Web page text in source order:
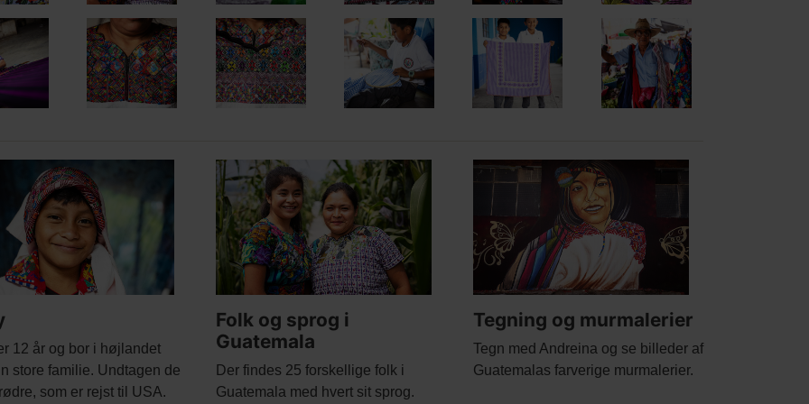
12 år og bor i højlandet
store familie. Undtagen de
som er rejst til USA.
Main
picture
Folk og sprog i
Guatemala
Body
Der findes 25 forskellige folk i
Guatemala med hvert sit sprog.
Main
Tegning og murmalerier
Body
Tegn med Andreina og se billeder af
Guatemalas farverige murmalerier.